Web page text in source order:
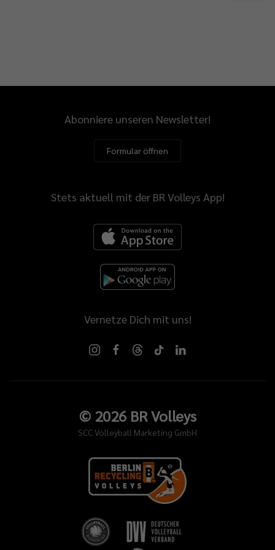
Abonniere unseren Newsletter!
Formular öffnen
Stets aktuell mit der BR Volleys App!
Vernetze Dich mit uns!
© 2026BR Volleys
SCC Volleyball Marketing GmbH